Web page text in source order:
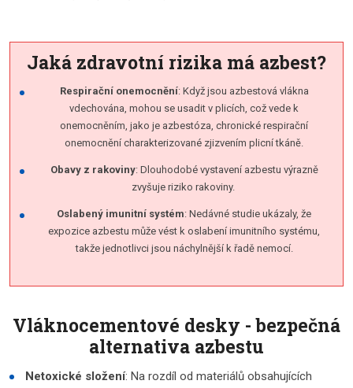
Jaká zdravotní rizika má azbest?
Respirační onemocnění: Když jsou azbestová vlákna
vdechována, mohou se usadit v plicích, což vede k
onemocněním, jako je azbestóza, chronické respirační
onemocnění charakterizované zjizvením plicní tkáně.
Obavy z rakoviny: Dlouhodobé vystavení azbestu výrazně
zvyšuje riziko rakoviny.
Oslabený imunitní systém: Nedávné studie ukázaly, že
expozice azbestu může vést k oslabení imunitního systému,
takže jednotlivci jsou náchylnější k řadě nemocí.
Vláknocementové desky - bezpečná
alternativa azbestu
Netoxické složení: Na rozdíl od materiálů obsahujících